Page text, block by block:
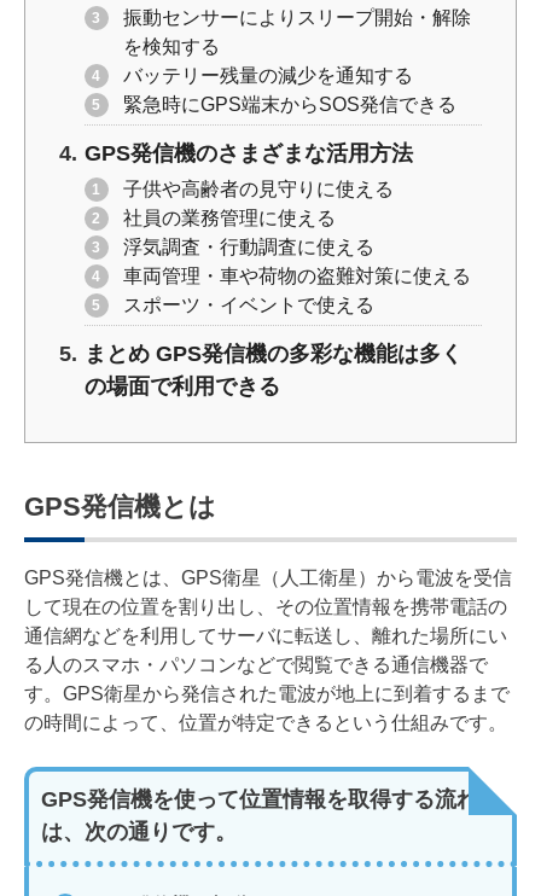
振動センサーによりスリープ開始・解除
を検知する
バッテリー残量の減少を通知する
緊急時にGPS端末からSOS発信できる
GPS発信機のさまざまな活用方法
子供や高齢者の見守りに使える
社員の業務管理に使える
浮気調査・行動調査に使える
車両管理・車や荷物の盗難対策に使える
スポーツ・イベントで使える
まとめ GPS発信機の多彩な機能は多く
の場面で利用できる
GPS発信機とは
GPS発信機とは、GPS衛星（人工衛星）から電波を受信
して現在の位置を割り出し、その位置情報を携帯電話の
通信網などを利用してサーバに転送し、離れた場所にい
る人のスマホ・パソコンなどで閲覧できる通信機器で
す。GPS衛星から発信された電波が地上に到着するまで
の時間によって、位置が特定できるという仕組みです。
GPS発信機を使って位置情報を取得する流れ
は、次の通りです。